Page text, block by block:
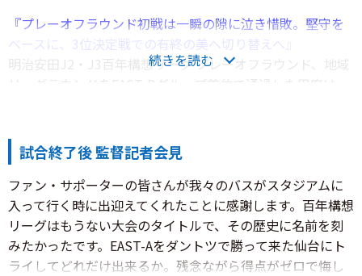
『プレーオフラウンド初戦は一瞬の隙に泣き惜敗。堅守を
ベースに、3位決定戦での有終の美へ切り替えへ』
明治安田J2・J3百年構想リーグ プレーオフラウンド、地域
どちらも堅固な守備を武器に各グループを首位で全うした
両者の“頂上決戦”。各グループの1位が集う1〜4位決定トー
ナメントの初戦であり、ともに地域リーグラウンド最終節
で無得点に終わり勝てなかった流れを立て直すべく、敵地
での決戦に挑んだ。
続きを読む
試合終了後 監督記者会見
ファン・サポーターの皆さんが我々のバスがスタジアムに
入って行く時に出迎えてくれたことに感謝します。百年構想
リーグはもうない大会のタイトルで、その歴史に名前を刻
みたかったです。EAST-Aをダントツで勝って来た仙台にト
ライしてどれだけ出来るか。残念ながら得点がゼロで悔し